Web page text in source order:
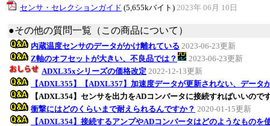
センサ・セレクションガイド (5,655kバイト) 2023年 06月 10日
●その他の質問一覧（この商品について）
内蔵温度センサのデータがかけ離れている 2023-06-23更新
Z軸のオフセットが大きい、不良品では？
2023-06-23更新
ADXL35xシリーズの価格改定 2022-12-13更新
【ADXL355】【ADXL357】加速度データが更新されない、データ
【ADXL354】センサを出力をADコンバータに接続すればいいので
衝撃にはどのくらいまで耐えられるんですか？ 2020-01-15更新
【ADXL354】接続するアンプやADコンバータはどのようなものを